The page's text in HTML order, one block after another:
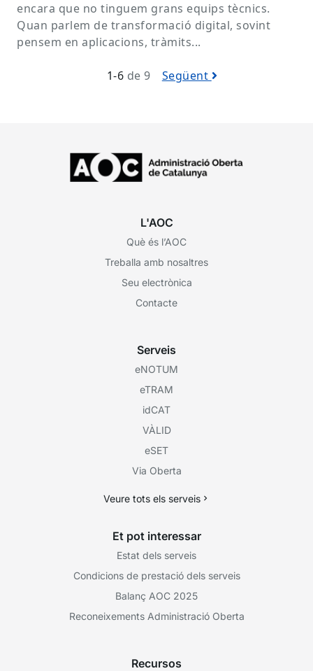
encara que no tinguem grans equips tècnics.
Quan parlem de transformació digital, sovint
pensem en aplicacions, tràmits...
1-6 de 9 Següent
L'AOC
Què és l’AOC
Treballa amb nosaltres
Seu electrònica
Contacte
Serveis
eNOTUM
eTRAM
idCAT
VÀLID
eSET
Via Oberta
Veure tots els serveis
Et pot interessar
Estat dels serveis
Condicions de prestació dels serveis
Balanç AOC 2025
Reconeixements Administració Oberta
Recursos